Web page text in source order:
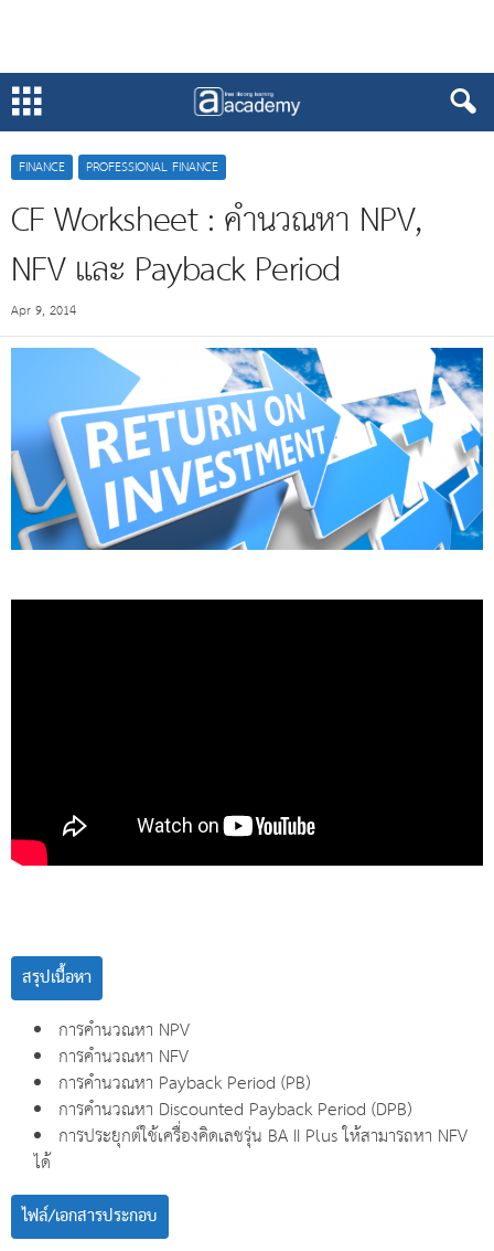
FINANCE PROFESSIONAL FINANCE
CF Worksheet : คำนวณหา NPV,
NFV และ Payback Period
Apr 9, 2014
สรุปเนื้อหา
การคำนวณหา NPV
การคำนวณหา NFV
การคำนวณหา Payback Period (PB)
การคำนวณหา Discounted Payback Period (DPB)
การประยุกต์ใช้เครื่องคิดเลชรุ่น BA II Plus ให้สามารถหา NFV
ได้
ไฟล์/เอกสารประกอบ